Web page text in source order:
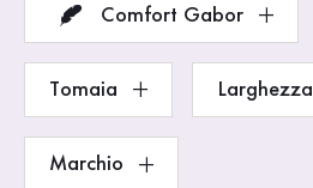
Comfort Gabor
Tomaia Larghezza
Marchio